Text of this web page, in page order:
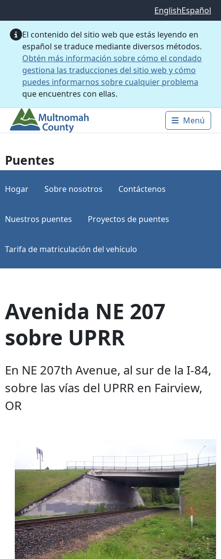
EnglishEspañol
El contenido del sitio web que estás leyendo en
español se traduce mediante diversos métodos.
Obtén más información sobre cómo el condado
gestiona las traducciones del sitio web y cómo
puedes informarnos sobre cualquier problema
que encuentres con ellas.
Main
Menú
Puentes
Hogar Sobre nosotros Contáctenos
Nuestros puentes Proyectos de puentes
Tarifa de matriculación del vehículo
Avenida NE 207
sobre UPRR
En NE 207th Avenue, al sur de la I-84,
sobre las vías del UPRR en Fairview,
OR